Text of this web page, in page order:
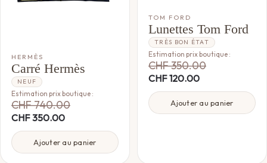
HERMÈS
Carré Hermès
NEUF
Estimation prix boutique :
CHF740.00
CHF350.00
Ajouter au panier
TOM FORD
Lunettes Tom Ford
TRÈS BON ÉTAT
Estimation prix boutique :
CHF350.00
CHF120.00
Ajouter au panier